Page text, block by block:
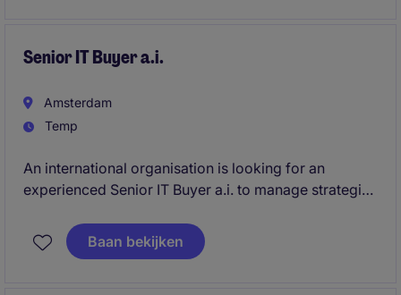
Global HQ in Amsterdam. Curious to know what this
Senior IT Buyer a.i.
Amsterdam
Temp
An international organisation is looking for an
experienced Senior IT Buyer a.i. to manage strategic
relationships, and contract governance across a
complex global technology portfolio. This is a 12-
Baan bekijken